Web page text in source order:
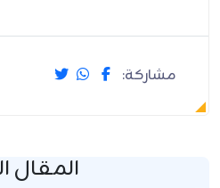
مشاركة:
المقال